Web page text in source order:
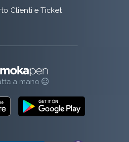
Clienti e Ticket
a mano